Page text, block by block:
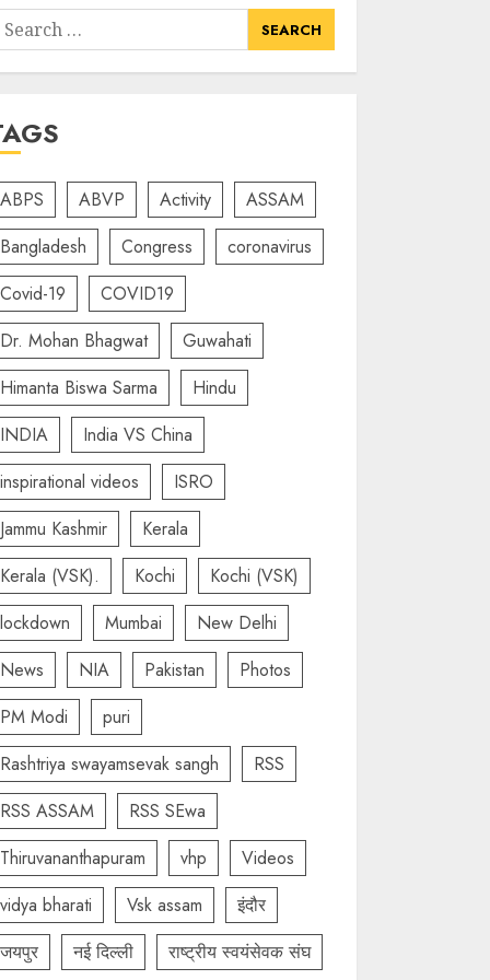
Search
ABPS ABVP Activity
ASSAM
Bangladesh
Congress
coronavirus
Covid-19
COVID19
Dr. Mohan Bhagwat
Guwahati
Himanta Biswa Sarma
Hindu
INDIA
India VS China
inspirational videos
ISRO
Jammu Kashmir
Kerala
Kerala (VSK).
Kochi
Kochi (VSK)
lockdown
Mumbai
New Delhi
News
NIA Pakistan
Photos
PM Modi
puri
Rashtriya swayamsevak sangh
RSS
RSS ASSAM
RSS SEwa
Thiruvananthapuram
vhp
Videos
vidya bharati
Vsk assam
इंदौर
जयपुर
नई दिल्ली
राष्ट्रीय स्वयंसेवक संघ